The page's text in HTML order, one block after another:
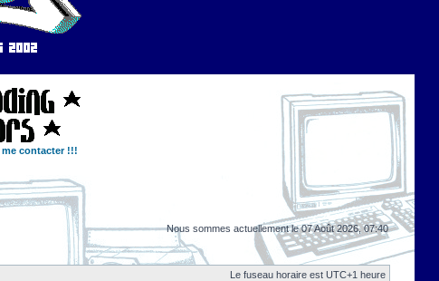
me contacter !!!
Nous sommes actuellement le 07 Août 2026, 07:40
Le fuseau horaire est UTC+1 heure